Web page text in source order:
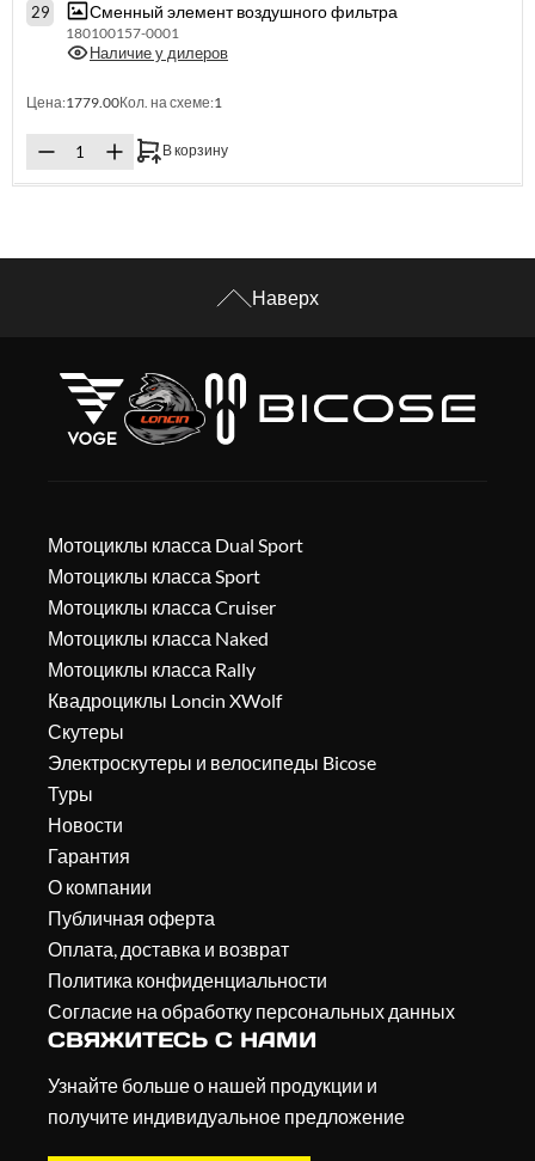
29 Сменный элемент воздушного фильтра
180100157-0001
Наличие у дилеров
Цена:1779.00Кол. на схеме:1
В корзину
Наверх
Мотоциклы класса Dual Sport
Мотоциклы класса Sport
Мотоциклы класса Cruiser
Мотоциклы класса Naked
Мотоциклы класса Rally
Квадроциклы Loncin XWolf
Скутеры
Электроскутеры и велосипеды Bicose
Туры
Новости
Гарантия
О компании
Публичная оферта
Оплата, доставка и возврат
Политика конфиденциальности
Согласие на обработку персональных данных
СВЯЖИТЕСЬ С НАМИ
Узнайте больше о нашей продукции и
получите индивидуальное предложение